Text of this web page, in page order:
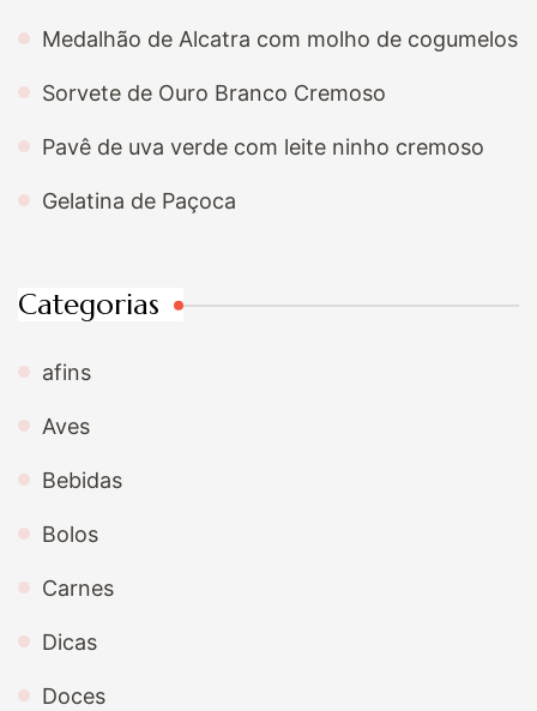
Medalhão de Alcatra com molho de cogumelos
Sorvete de Ouro Branco Cremoso
Pavê de uva verde com leite ninho cremoso
Gelatina de Paçoca
Categorias
afins
Aves
Bebidas
Bolos
Carnes
Dicas
Doces